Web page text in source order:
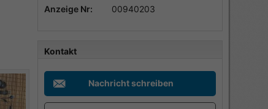
Anzeige Nr:
00940203
Kontakt
Nachricht schreiben